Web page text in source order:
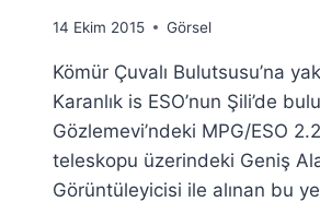
By
Fuat
Özyar
14 Ekim 2015 Görsel
Kömür Çuvalı Bulutsusu’na
Karanlık is ESO’nun Şili’de
Gözlemevi’ndeki MPG/ESO
teleskopu üzerindeki Geniş
Görüntüleyicisi ile alınan bu